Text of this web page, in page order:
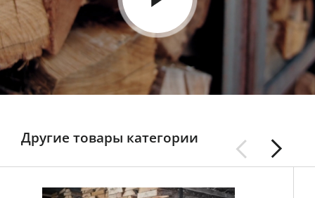
Другие товары категории